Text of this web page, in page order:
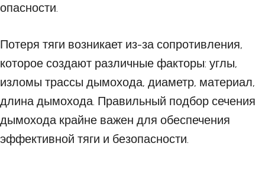
опасности.
Потеря тяги возникает из-за сопротивления,
которое создают различные факторы: углы,
изломы трассы дымохода, диаметр, материал,
длина дымохода. Правильный подбор сечения
дымохода крайне важен для обеспечения
эффективной тяги и безопасности.